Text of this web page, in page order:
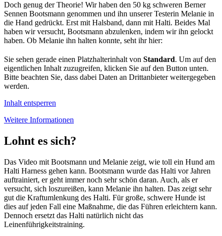
Doch genug der Theorie! Wir haben den 50 kg schweren Berner
Sennen Bootsmann genommen und ihn unserer Testerin Melanie in
die Hand gedrückt. Erst mit Halsband, dann mit Halti. Beides Mal
haben wir versucht, Bootsmann abzulenken, indem wir ihn gelockt
haben. Ob Melanie ihn halten konnte, seht ihr hier:
Sie sehen gerade einen Platzhalterinhalt von Standard. Um auf den
eigentlichen Inhalt zuzugreifen, klicken Sie auf den Button unten.
Bitte beachten Sie, dass dabei Daten an Drittanbieter weitergegeben
werden.
Inhalt entsperren
Weitere Informationen
Lohnt es sich?
Das Video mit Bootsmann und Melanie zeigt, wie toll ein Hund am
Halti Harness gehen kann. Bootsmann wurde das Halti vor Jahren
auftrainiert, er geht immer noch sehr schön daran. Auch, als er
versucht, sich loszureißen, kann Melanie ihn halten. Das zeigt sehr
gut die Kraftumlenkung des Halti. Für große, schwere Hunde ist
dies auf jeden Fall eine Maßnahme, die das Führen erleichtern kann.
Dennoch ersetzt das Halti natürlich nicht das
Leinenführigkeitstraining.